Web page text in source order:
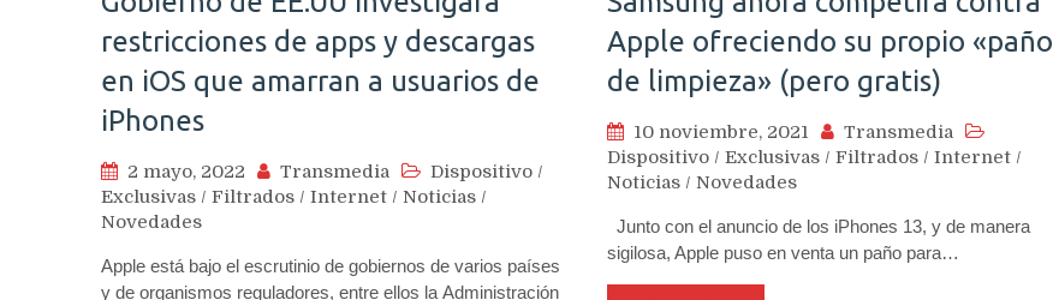
restricciones de apps y descargas
en iOS que amarran a usuarios de
iPhones
2 mayo, 2022 Transmedia Dispositivo /
Exclusivas / Filtrados / Internet / Noticias /
Novedades
Apple está bajo el escrutinio de gobiernos de varios países
y de organismos reguladores, entre ellos la Administración
Apple ofreciendo su propio «paño
de limpieza» (pero gratis)
10 noviembre, 2021
Transmedia
Dispositivo / Exclusivas / Filtrados / Internet /
Noticias / Novedades
Junto con el anuncio de los iPhones 13, y de manera
sigilosa, Apple puso en venta un paño para…